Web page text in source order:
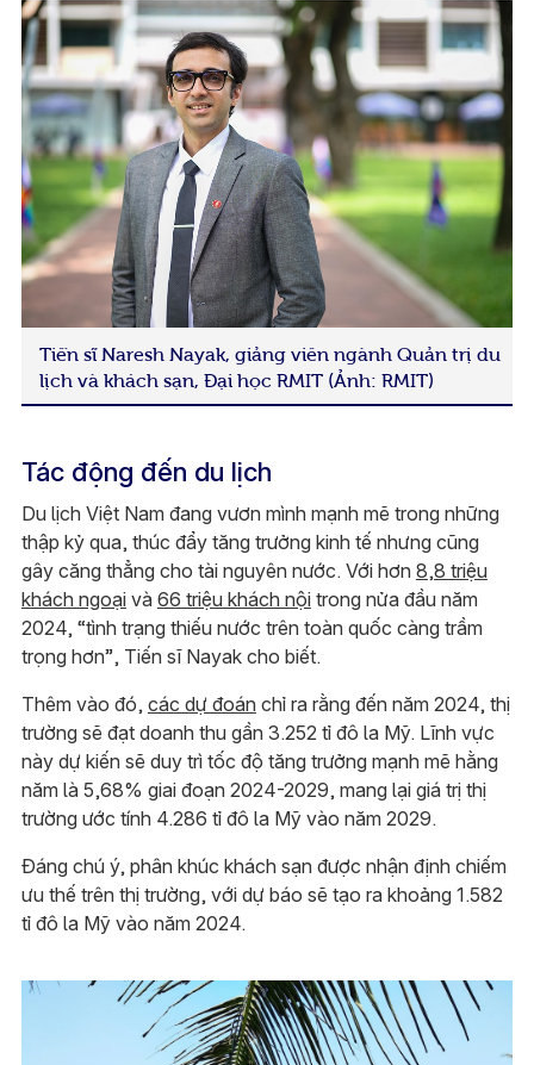
Tiến sĩ Naresh Nayak, giảng viên ngành Quản trị du
lịch và khách sạn, Đại học RMIT (Ảnh: RMIT)
Tác động đến du lịch
Du lịch Việt Nam đang vươn mình mạnh mẽ trong những
thập kỷ qua, thúc đẩy tăng trưởng kinh tế nhưng cũng
gây căng thẳng cho tài nguyên nước. Với hơn 8,8 triệu
khách ngoạivà 66 triệu khách nộitrong nửa đầu năm
2024, “tình trạng thiếu nước trên toàn quốc càng trầm
trọng hơn”, Tiến sĩ Nayak cho biết.
Thêm vào đó, các dự đoán chỉ ra rằng đến năm 2024, thị
trường sẽ đạt doanh thu gần 3.252 tỉ đô la Mỹ. Lĩnh vực
này dự kiến sẽ duy trì tốc độ tăng trưởng mạnh mẽ hằng
năm là 5,68% giai đoạn 2024-2029, mang lại giá trị thị
trường ước tính 4.286 tỉ đô la Mỹ vào năm 2029.
Đáng chú ý, phân khúc khách sạn được nhận định chiếm
ưu thế trên thị trường, với dự báo sẽ tạo ra khoảng 1.582
tỉ đô la Mỹ vào năm 2024.